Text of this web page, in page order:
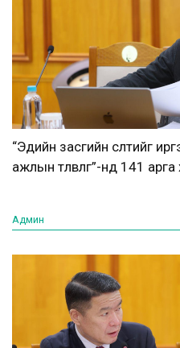
“Эдийн засгийн өсөлтийг
ажлын төлөвлөгөө”-нд 141
Админ